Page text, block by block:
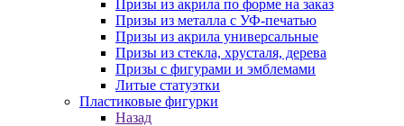
Призы из акрила по форме на заказ
Призы из металла с УФ-печатью
Призы из акрила универсальные
Призы из стекла, хрусталя, дерева
Призы с фигурами и эмблемами
Литые статуэтки
Пластиковые фигурки
Назад